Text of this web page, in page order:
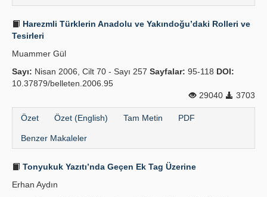
Harezmli Türklerin Anadolu ve Yakındoğu’daki Rolleri ve
Tesirleri
Muammer Gül
Sayı: Nisan 2006, Cilt 70 - Sayı 257 Sayfalar: 95-118 DOI:
10.37879/belleten.2006.95
29040
3703
Özet Özet (English) Tam Metin PDF
Benzer Makaleler
Tonyukuk Yazıtı’nda Geçen Ek Tag Üzerine
Erhan Aydın